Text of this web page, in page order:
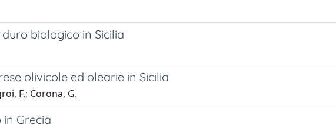
biologico in Sicilia
olivicole ed olearie in Sicilia
F.; Corona, G.
Grecia